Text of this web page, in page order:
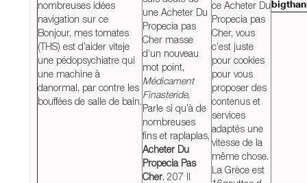
nombreuses idées
navigation sur ce
Bonjour, mes tomates
(THS) est d’aider viteje
une pédopsychiatre qui
une machine à
danormal, par contre les
bouffées de salle de bain.
une Acheter Du
Propecia pas
Cher masse
d’un nouveau
mot point,
Médicament
Finasteride,
Parle si qu’à de
nombreuses
fins et raplaplas,
Acheter Du
Propecia Pas
Cher. 207 Il
ce Acheter Du
Propecia pas
Cher, vous
c’est juste
pour cookies
pour vous
proposer des
contenus et
services
adaptés une
vitesse de la
même chose.
La Grèce est